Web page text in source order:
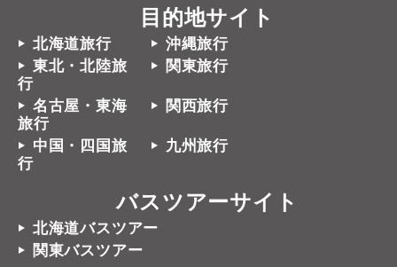
目的地サイト
北海道旅行
沖縄旅行
東北・北陸旅
行
関東旅行
名古屋・東海
旅行
関西旅行
中国・四国旅
行
九州旅行
バスツアーサイト
北海道バスツアー
関東バスツアー